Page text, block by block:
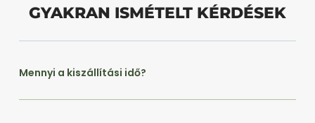
GYAKRAN ISMÉTELT KÉRDÉSEK
Mennyi a kiszállítási idő?